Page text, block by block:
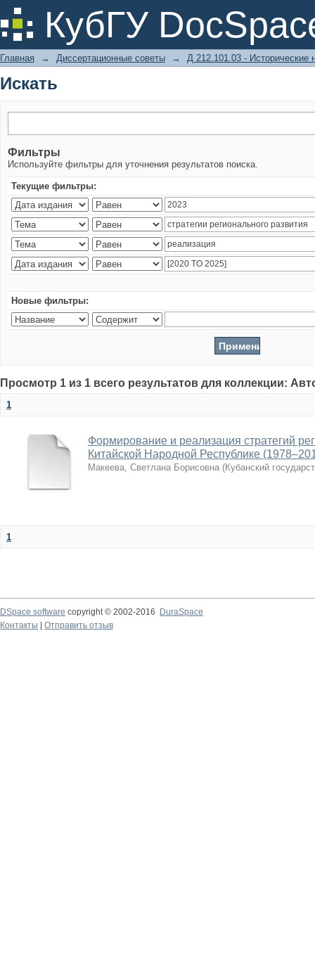
КубГУ
Искать
Главная → Диссертационные советы → Д 212.101.03 - Исторические
Искать
Фильтры
Используйте фильтры для уточнения результатов поиска.
Текущие фильтры:
Новые фильтры:
Просмотр 1 из 1 всего результатов для коллекции:
1
Формирование и реализация стратегий
Китайской Народной Республике
Макеева, Светлана Борисовна (Кубанский
1
DSpace software copyright © 2002-2016
DuraSpace
Контакты
Отправить отзыв